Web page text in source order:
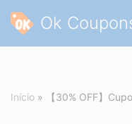
Pular
Ok
Início » 【30% OFF】